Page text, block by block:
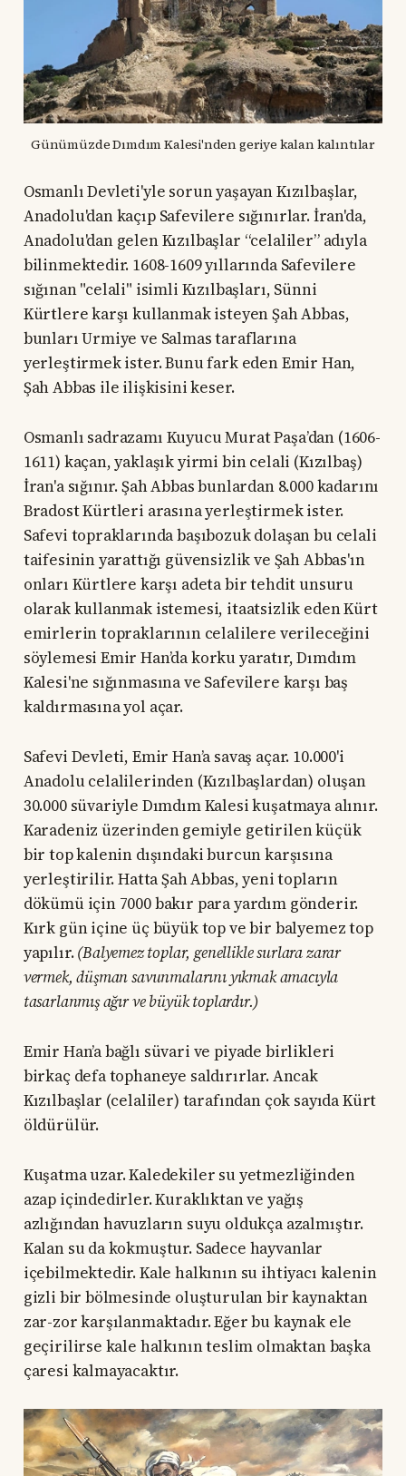
Günümüzde Dımdım Kalesi'nden geriye kalan kalıntılar
Osmanlı Devleti'yle sorun yaşayan Kızılbaşlar,
Anadolu'dan kaçıp Safevilere sığınırlar. İran'da,
Anadolu'dan gelen Kızılbaşlar “celaliler” adıyla
bilinmektedir. 1608-1609 yıllarında Safevilere
sığınan "celali" isimli Kızılbaşları, Sünni
Kürtlere karşı kullanmak isteyen Şah Abbas,
bunları Urmiye ve Salmas taraflarına
yerleştirmek ister. Bunu fark eden Emir Han,
Şah Abbas ile ilişkisini keser.
Osmanlı sadrazamı Kuyucu Murat Paşa’dan (1606-
1611) kaçan, yaklaşık yirmi bin celali (Kızılbaş)
İran'a sığınır. Şah Abbas bunlardan 8.000 kadarını
Bradost Kürtleri arasına yerleştirmek ister.
Safevi topraklarında başıbozuk dolaşan bu celali
taifesinin yarattığı güvensizlik ve Şah Abbas'ın
onları Kürtlere karşı adeta bir tehdit unsuru
olarak kullanmak istemesi, itaatsizlik eden Kürt
emirlerin topraklarının celalilere verileceğini
söylemesi Emir Han’da korku yaratır, Dımdım
Kalesi'ne sığınmasına ve Safevilere karşı baş
kaldırmasına yol açar.
Safevi Devleti, Emir Han’a savaş açar. 10.000'i
Anadolu celalilerinden (Kızılbaşlardan) oluşan
30.000 süvariyle Dımdım Kalesi kuşatmaya alınır.
Karadeniz üzerinden gemiyle getirilen küçük
bir top kalenin dışındaki burcun karşısına
yerleştirilir. Hatta Şah Abbas, yeni topların
dökümü için 7000 bakır para yardım gönderir.
Kırk gün içine üç büyük top ve bir balyemez top
yapılır.(Balyemez toplar, genellikle surlara zarar
vermek, düşman savunmalarını yıkmak amacıyla
tasarlanmış ağır ve büyük toplardır.)
Emir Han’a bağlı süvari ve piyade birlikleri
birkaç defa tophaneye saldırırlar. Ancak
Kızılbaşlar (celaliler) tarafından çok sayıda Kürt
öldürülür.
Kuşatma uzar. Kaledekiler su yetmezliğinden
azap içindedirler. Kuraklıktan ve yağış
azlığından havuzların suyu oldukça azalmıştır.
Kalan su da kokmuştur. Sadece hayvanlar
içebilmektedir. Kale halkının su ihtiyacı kalenin
gizli bir bölmesinde oluşturulan bir kaynaktan
zar-zor karşılanmaktadır. Eğer bu kaynak ele
geçirilirse kale halkının teslim olmaktan başka
çaresi kalmayacaktır.